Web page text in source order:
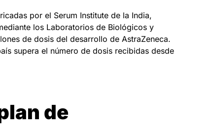
por el Serum Institute de la India,
los Laboratorios de Biológicos y
de dosis del desarrollo de AstraZeneca.
supera el número de dosis recibidas desde
de